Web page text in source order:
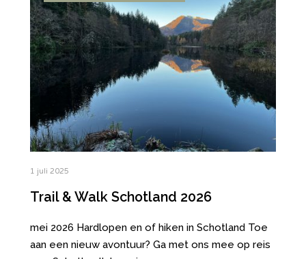
1 juli 2025
Trail & Walk Schotland 2026
mei 2026 Hardlopen en of hiken in Schotland Toe
aan een nieuw avontuur? Ga met ons mee op reis